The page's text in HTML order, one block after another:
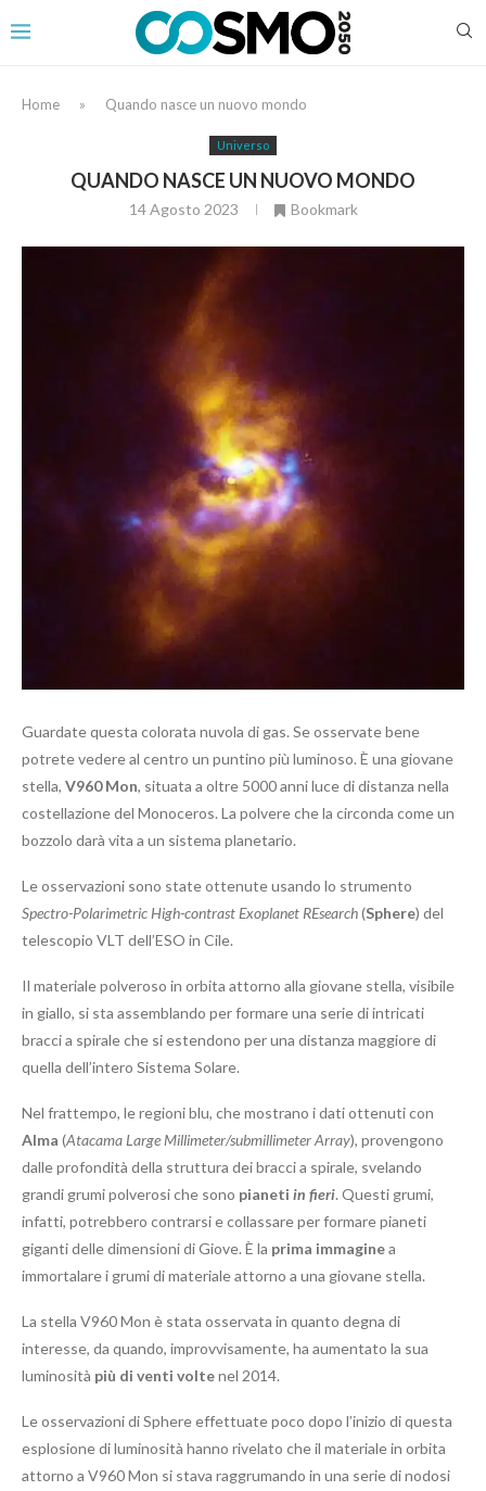
Home » Quando nasce un nuovo mondo
Universo
QUANDO NASCE UN NUOVO MONDO
14 Agosto 2023 Bookmark
Guardate questa colorata nuvola di gas. Se osservate bene
potrete vedere al centro un puntino più luminoso. È una giovane
stella, V960 Mon, situata a oltre 5000 anni luce di distanza nella
costellazione del Monoceros. La polvere che la circonda come un
bozzolo darà vita a un sistema planetario.
Le osservazioni sono state ottenute usando lo strumento
Spectro-Polarimetric High-contrast Exoplanet REsearch(Sphere) del
telescopio VLT dell’ESO in Cile.
Il materiale polveroso in orbita attorno alla giovane stella, visibile
in giallo, si sta assemblando per formare una serie di intricati
bracci a spirale che si estendono per una distanza maggiore di
quella dell’intero Sistema Solare.
Nel frattempo, le regioni blu, che mostrano i dati ottenuti con
Alma (Atacama Large Millimeter/submillimeter Array), provengono
dalle profondità della struttura dei bracci a spirale, svelando
grandi grumi polverosi che sono pianeti in fieri. Questi grumi,
infatti, potrebbero contrarsi e collassare per formare pianeti
giganti delle dimensioni di Giove. È la prima immaginea
immortalare i grumi di materiale attorno a una giovane stella.
La stella V960 Mon è stata osservata in quanto degna di
interesse, da quando, improvvisamente, ha aumentato la sua
luminosità più di venti voltenel 2014.
Le osservazioni di Sphere effettuate poco dopo l’inizio di questa
esplosione di luminosità hanno rivelato che il materiale in orbita
attorno a V960 Mon si stava raggrumando in una serie di nodosi